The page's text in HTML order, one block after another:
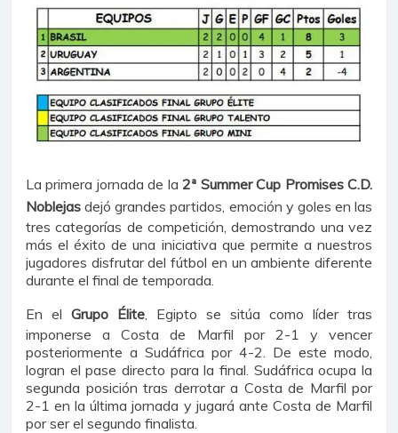
La primera jornada de la 2ª Summer Cup Promises C.D.
Noblejas dejó grandes partidos, emoción y goles en las
tres categorías de competición, demostrando una vez
más el éxito de una iniciativa que permite a nuestros
jugadores disfrutar del fútbol en un ambiente diferente
durante el final de temporada.
En el Grupo Élite , Egipto se sitúa como líder tras
imponerse a Costa de Marfil por 2-1 y vencer
posteriormente a Sudáfrica por 4-2. De este modo,
logran el pase directo para la final. Sudáfrica ocupa la
segunda posición tras derrotar a Costa de Marfil por
2-1 en la última jornada y jugará ante Costa de Marfil
por ser el segundo finalista.